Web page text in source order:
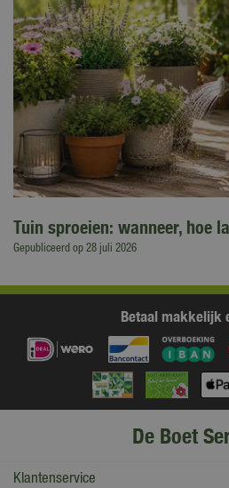
Tuin sproeien: wanneer, hoe
Gepubliceerd op 28 juli 2026
Betaal makkelijk
De Boet
Klantenservice